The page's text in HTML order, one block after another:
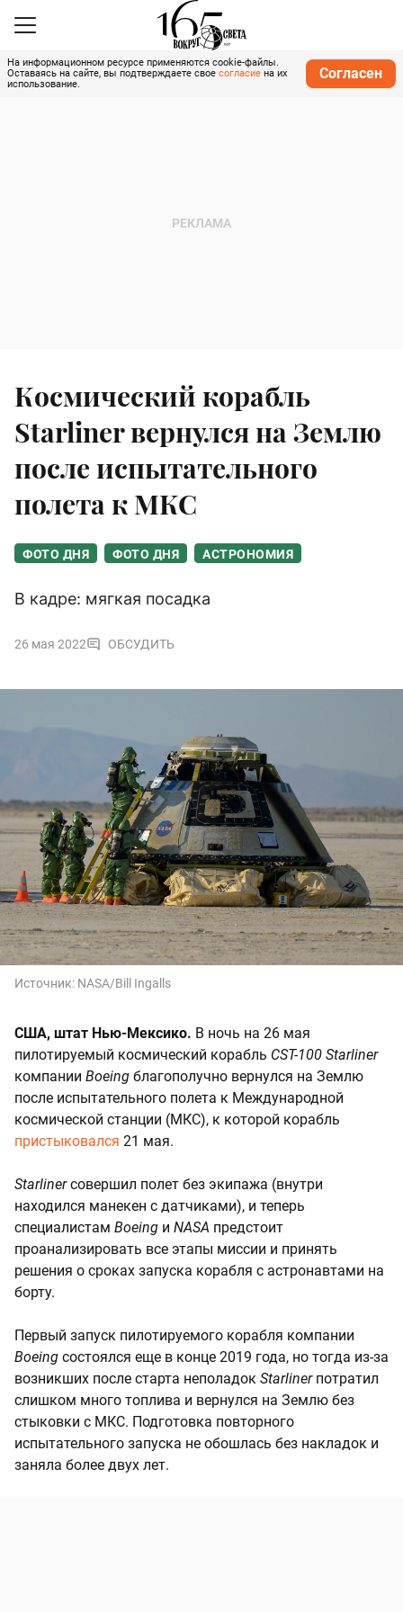
На информационном ресурсе применяются cookie-файлы.
Оставаясь на сайте, вы подтверждаете свое согласие на их
использование.
Согласен
Космический корабль
Starliner вернулся на Землю
после испытательного
полета к МКС
ФОТО ДНЯ ФОТО ДНЯ АСТРОНОМИЯ
В кадре: мягкая посадка
26 мая 2022 ОБСУДИТЬ
Источник: NASA/Bill Ingalls
США, штат Нью-Мексико. В ночь на 26 мая
пилотируемый космический корабль CST-100 Starliner
компании Boeing благополучно вернулся на Землю
после испытательного полета к Международной
космической станции (МКС), к которой корабль
пристыковался 21 мая.
Starlinerсовершил полет без экипажа (внутри
находился манекен с датчиками), и теперь
специалистам Boeing и NASA предстоит
проанализировать все этапы миссии и принять
решения о сроках запуска корабля с астронавтами на
борту.
Первый запуск пилотируемого корабля компании
Boeing состоялся еще в конце 2019 года, но тогда из-за
возникших после старта неполадок Starliner потратил
слишком много топлива и вернулся на Землю без
стыковки с МКС. Подготовка повторного
испытательного запуска не обошлась без накладок и
заняла более двух лет.